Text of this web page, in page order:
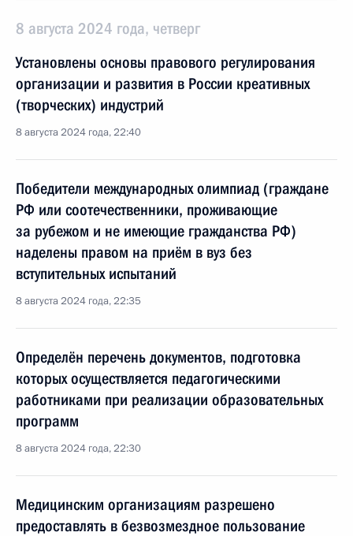
8 августа 2024 года, четверг
Установлены основы правового регулирования
организации и развития в России креативных
(творческих) индустрий
8 августа 2024 года, 22:40
Победители международных олимпиад (граждане
РФ или соотечественники, проживающие
за рубежом и не имеющие гражданства РФ)
наделены правом на приём в вуз без
вступительных испытаний
8 августа 2024 года, 22:35
Определён перечень документов, подготовка
которых осуществляется педагогическими
работниками при реализации образовательных
программ
8 августа 2024 года, 22:30
Медицинским организациям разрешено
предоставлять в безвозмездное пользование